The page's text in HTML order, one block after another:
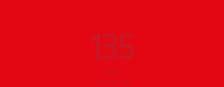
135
Jahre
Erfahrung